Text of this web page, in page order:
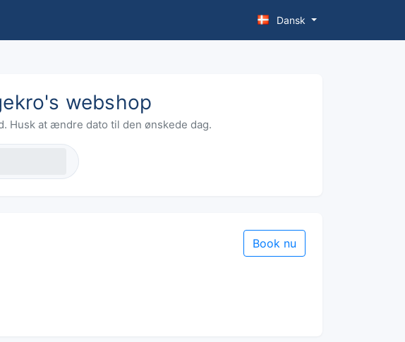
Dansk
webshop
Husk at ændre dato til den ønskede dag.
Book nu